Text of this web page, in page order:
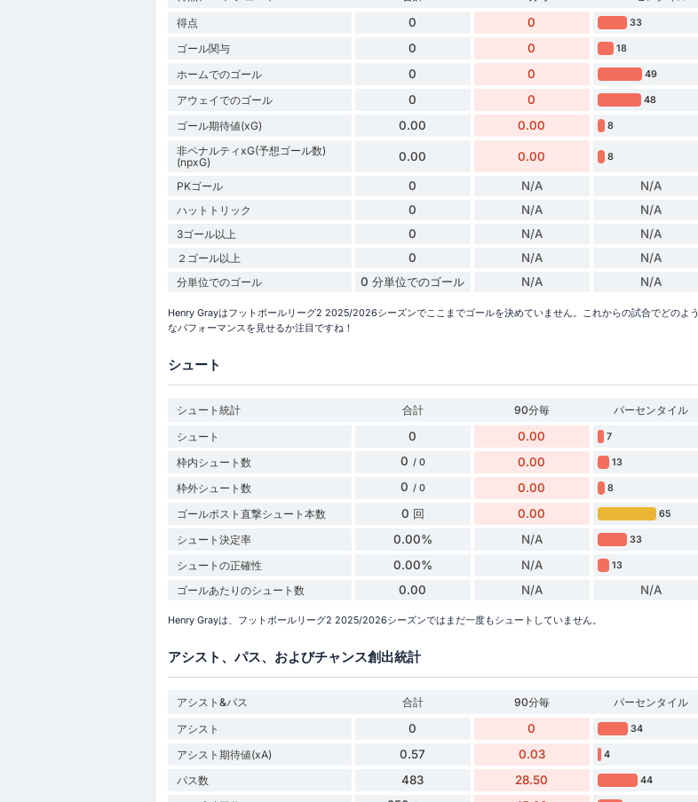
得点
0 0 33
ゴール関与 0 0 18
ホームでのゴール 0 0 49
アウェイでのゴール 0 0 48
ゴール期待値(xG) 0.00 0.00 8
非ペナルティxG(予想ゴール数)
(npxG)
0.00 0.00 8
PKゴール 0 N/A N/A
ハットトリック 0 N/A N/A
3ゴール以上 0 N/A N/A
２ゴール以上 0 N/A N/A
分単位でのゴール 0 分単位でのゴール N/A N/A
Henry Grayはフットボールリーグ2 2025/2026シーズンでここまでゴールを決めていません。これからの試合でどのよう
なパフォーマンスを見せるか注目ですね！
シュート
シュート統計 合計 90分毎
パーセンタイル
シュート
0 0.00 7
枠内シュート数 0 / 0 0.00 13
枠外シュート数 0 / 0 0.00 8
ゴールポスト直撃シュート本数 0 回 0.00 65
シュート決定率 0.00% N/A 33
シュートの正確性 0.00% N/A 13
ゴールあたりのシュート数 0.00 N/A N/A
Henry Grayは、フットボールリーグ2 2025/2026シーズンではまだ一度もシュートしていません。
アシスト、パス、およびチャンス創出統計
アシスト&パス 合計 90分毎
パーセンタイル
アシスト
0 0 34
アシスト期待値(xA) 0.57 0.03 4
パス数 483 28.50 44